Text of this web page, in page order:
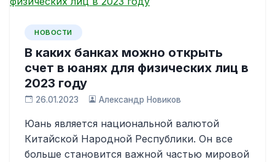
НОВОСТИ
В каких банках можно открыть
счет в юанях для физических лиц в
2023 году
26.01.2023 Александр Новиков
Юань является национальной валютой
Китайской Народной Республики. Он все
больше становится важной частью мировой